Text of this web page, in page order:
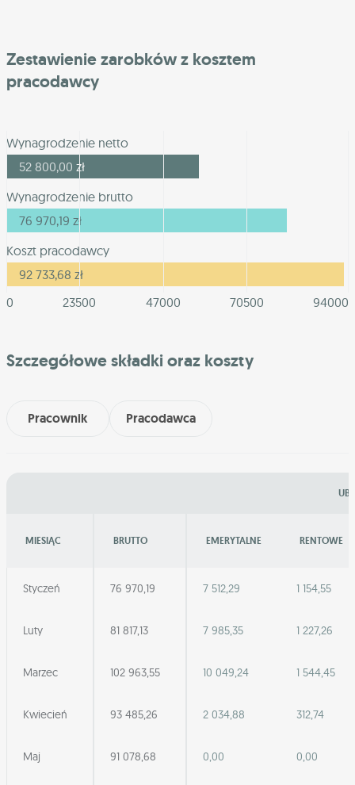
Zestawienie zarobków z kosztem
pracodawcy
Wynagrodzenie netto
52 800,00 zł
Wynagrodzenie brutto
76 970,19 zł
Koszt pracodawcy
92 733,68 zł
0
23500 47000 70500 94000
Szczegółowe składki oraz koszty
Pracownik Pracodawca
MIESIĄC BRUTTO EMERYTALNE RENTOWE
Styczeń 76 970,19 7 512,29 1 154,55
Luty 81 817,13 7 985,35 1 227,26
Marzec 102 963,55 10 049,24 1 544,45
Kwiecień 93 485,26 2 034,88 312,74
Maj 91 078,68 0,00 0,00